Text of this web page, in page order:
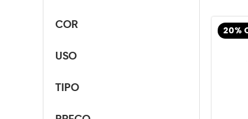
COR
USO
TIPO
20%